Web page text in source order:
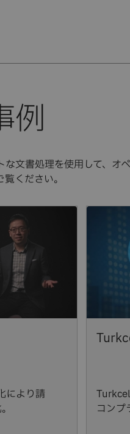
な文書処理を使用して、オ
ください。
により請
コンプ